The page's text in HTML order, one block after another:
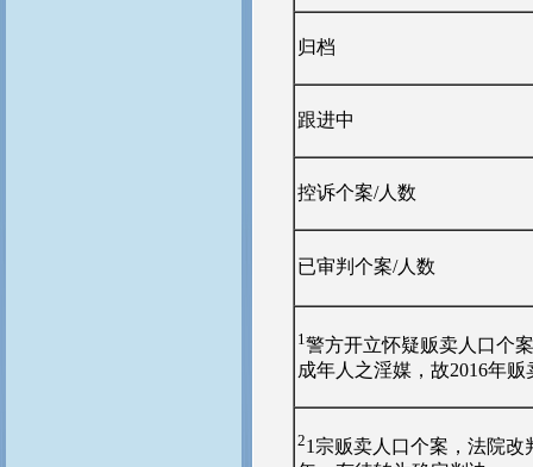
归档
跟进中
控诉个案/人数
已审判个案/人数
1警方开立怀疑贩卖人口个
成年人之淫媒，故2016年
21宗贩卖人口个案，法院